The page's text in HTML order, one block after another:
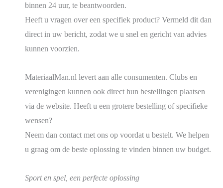
binnen 24 uur, te beantwoorden.
Heeft u vragen over een specifiek product? Vermeld dit dan
direct in uw bericht, zodat we u snel en gericht van advies
kunnen voorzien.
MateriaalMan.nl levert aan alle consumenten. Clubs en
verenigingen kunnen ook direct hun bestellingen plaatsen
via de website. Heeft u een grotere bestelling of specifieke
wensen?
Neem dan contact met ons op voordat u bestelt. We helpen
u graag om de beste oplossing te vinden binnen uw budget.
Sport en spel, een perfecte oplossing